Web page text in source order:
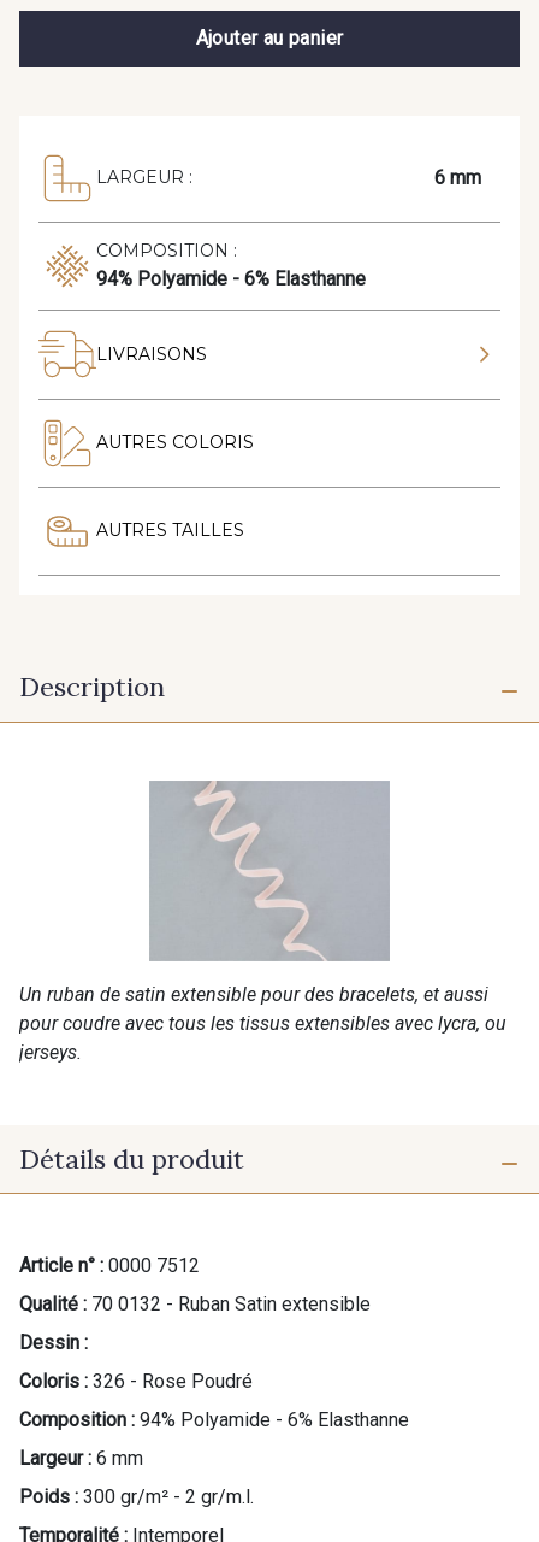
Ajouter au panier
LARGEUR : 6 mm
COMPOSITION :
94% Polyamide - 6% Elasthanne
LIVRAISONS
AUTRES COLORIS
AUTRES TAILLES
Description
Un ruban de satin extensible pour des bracelets, et aussi
pour coudre avec tous les tissus extensibles avec lycra, ou
jerseys.
Détails du produit
Article n° : 0000 7512
Qualité : 70 0132 - Ruban Satin extensible
Dessin :
Coloris : 326 - Rose Poudré
Composition : 94% Polyamide - 6% Elasthanne
Largeur : 6 mm
Poids : 300 gr/m² - 2 gr/m.l.
Temporalité : Intemporel